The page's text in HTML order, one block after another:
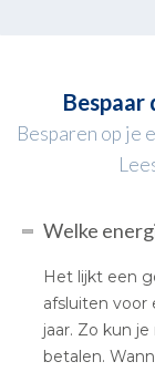
Bespaar
Besparen op je
Welke
Het lijkt een
afsluiten voor
jaar. Zo kun
betalen.